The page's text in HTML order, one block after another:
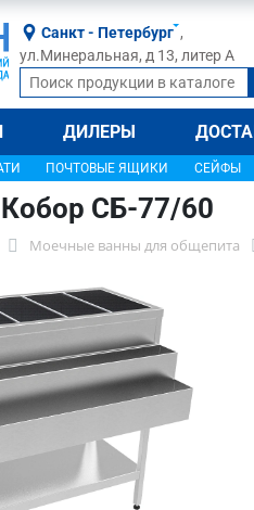
Санкт - Петербург ,
ул.Минеральная, д 13, литер А
ДИЛЕРЫ
ПОЧТОВЫЕ ЯЩИКИ СЕЙФЫ
СБ-77/60
Моечные ванны для общепита